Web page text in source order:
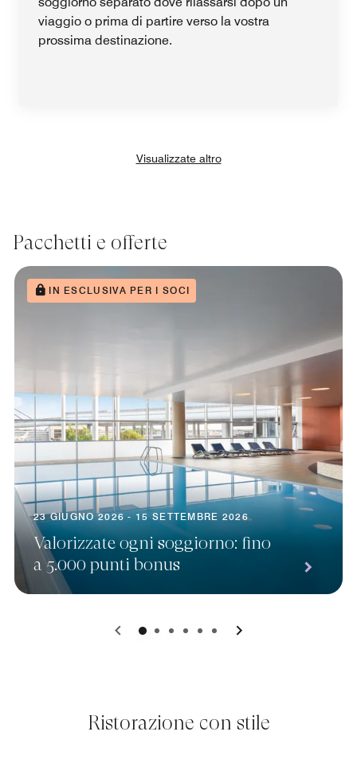
viaggio o prima di partire verso la vostra
prossima destinazione.
Visualizzate altro
Pacchetti e offerte
IN ESCLUSIVA PER I SOCI
23 GIUGNO 2026 - 15 SETTEMBRE 2026
Valorizzate ogni soggiorno: fino
a 5.000 punti bonus
0 1 2 3 4 5
Ristorazione con stile